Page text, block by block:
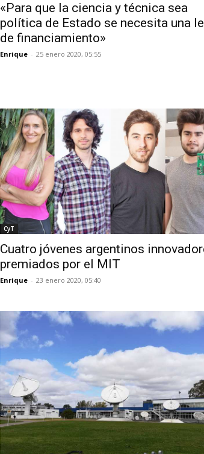
«Para que la ciencia y técnica sea
política de Estado se necesita una
de financiamiento»
Enrique - 25 enero 2020, 05:55
CyT
Cuatro jóvenes argentinos
premiados por el MIT
Enrique - 23 enero 2020, 05:40